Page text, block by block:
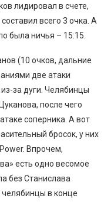
лидировал в счете,
всего 3 очка. А
была ничья – 15:15.
(10 очков, дальние
две атаки
за дуги. Челябинцы
после чего
соперника. А вот
бросок, у них
Впрочем,
есть одно весомое
без Станислава
в конце